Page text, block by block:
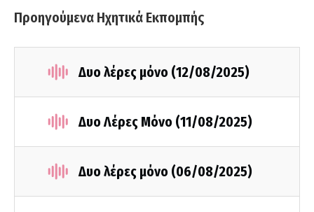
Προηγούμενα Ηχητικά Εκπομπής
Δυο λέρες μόνο (12/08/2025)
Δυο Λέρες Μόνο (11/08/2025)
Δυο λέρες μόνο (06/08/2025)